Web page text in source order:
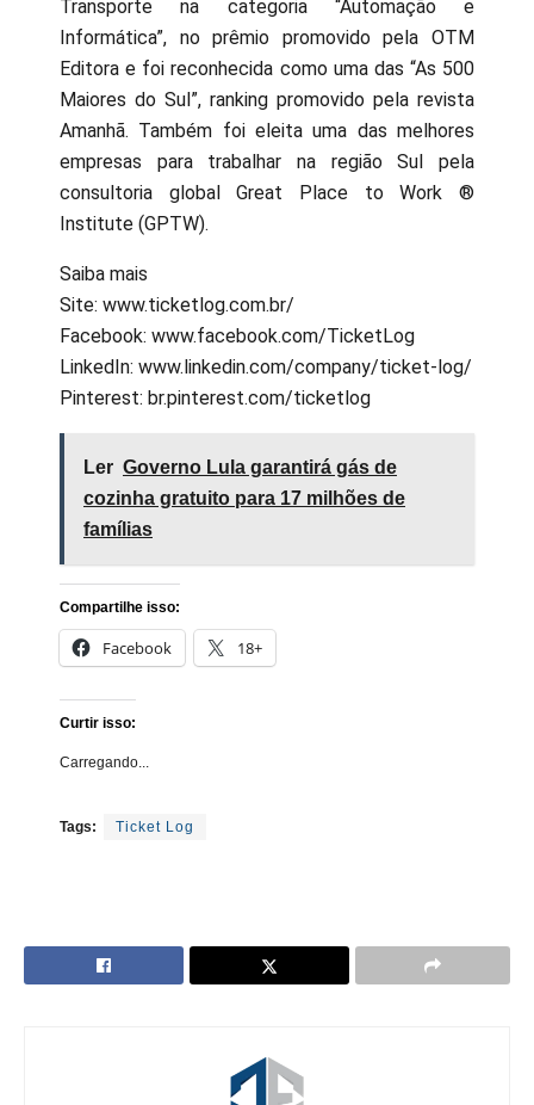
Transporte na categoria “Automação e
Informática”, no prêmio promovido pela OTM
Editora e foi reconhecida como uma das “As 500
Maiores do Sul”, ranking promovido pela revista
Amanhã. Também foi eleita uma das melhores
empresas para trabalhar na região Sul pela
consultoria global Great Place to Work ®
Institute (GPTW).
Saiba mais
Site: www.ticketlog.com.br/
Facebook: www.facebook.com/TicketLog
LinkedIn: www.linkedin.com/company/ticket-log/
Pinterest: br.pinterest.com/ticketlog
Ler Governo Lula garantirá gás de
cozinha gratuito para 17 milhões de
famílias
Compartilhe isso:
Facebook 18+
Curtir isso:
Carregando...
Tags: Ticket Log